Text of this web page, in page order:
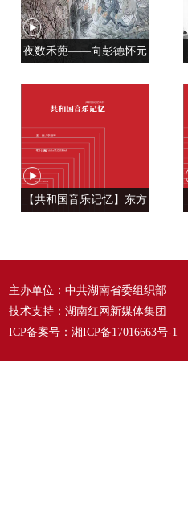
夜数禾蔸——向彭德怀元
【共和国音乐记忆】东方
主办单位：中共湖南省委组织部
技术支持：湖南红网新媒体集团
ICP备案号： 湘ICP备17016663号-1